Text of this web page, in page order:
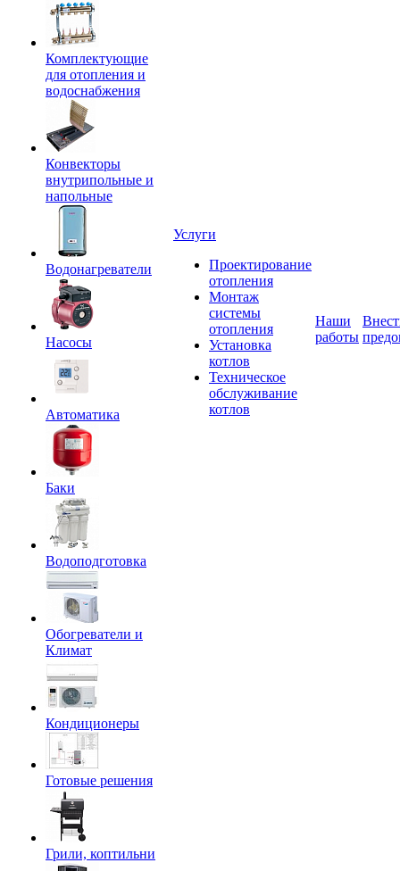
Комплектующие
для отопления и
водоснабжения
Конвекторы
внутрипольные и
напольные
Водонагреватели
Насосы
Автоматика
Баки
Водоподготовка
Обогреватели и
Климат
Кондиционеры
Готовые решения
Грили, коптильни
Услуги
Проектирование
отопления
Монтаж
системы
отопления
Установка
котлов
Техническое
обслуживание
котлов
Наши
работы